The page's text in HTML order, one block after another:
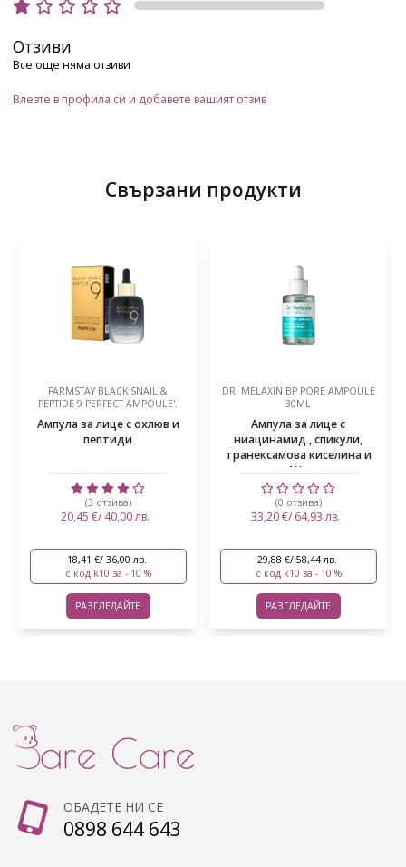
Отзиви
Все още няма отзиви
Влезте в профила си и добавете вашият отзив
Свързани продукти
FARMSTAY BLACK SNAIL &
PEPTIDE 9 PERFECT AMPOULE'.
Ампула за лице с охлюв и
пептиди
(3 отзива)
20,45 €/ 40,00 лв.
18,41 €/ 36,00 лв.
с код k10 за - 10 %
РАЗГЛЕДАЙТЕ
DR. MELAXIN BP PORE AMPOULE
30ML
Ампула за лице с
ниацинамид , спикули,
транексамова киселина и
AH...
(0 отзива)
33,20 €/ 64,93 лв.
29,88 €/ 58,44 лв.
с код k10 за - 10 %
РАЗГЛЕДАЙТЕ
ОБАДЕТЕ НИ СЕ
0898 644 643